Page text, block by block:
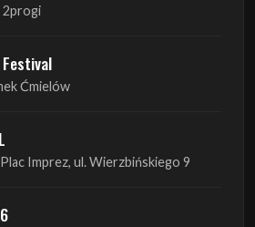
2progi
Ćmielów
Imprez, ul. Wierzbińskiego 9